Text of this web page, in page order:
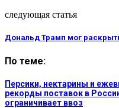
следующая статья
Дональд Трамп мог
По теме:
Персики, нектарины и
рекорды поставок в
ограничивает ввоз